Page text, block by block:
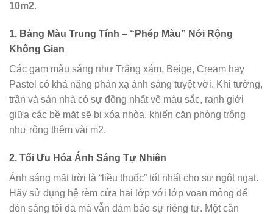
10m2.
1. Bảng Màu Trung Tính – “Phép Màu” Nới Rộng
Không Gian
Các gam màu sáng như Trắng xám, Beige, Cream hay
Pastel có khả năng phản xạ ánh sáng tuyệt vời. Khi tường,
trần và sàn nhà có sự đồng nhất về màu sắc, ranh giới
giữa các bề mặt sẽ bị xóa nhòa, khiến căn phòng trông
như rộng thêm vài m2.
2. Tối Ưu Hóa Ánh Sáng Tự Nhiên
Ánh sáng mặt trời là “liều thuốc” tốt nhất cho sự ngột ngạt.
Hãy sử dụng hệ rèm cửa hai lớp với lớp voan mỏng để
đón sáng tối đa mà vẫn đảm bảo sự riêng tư. Một căn